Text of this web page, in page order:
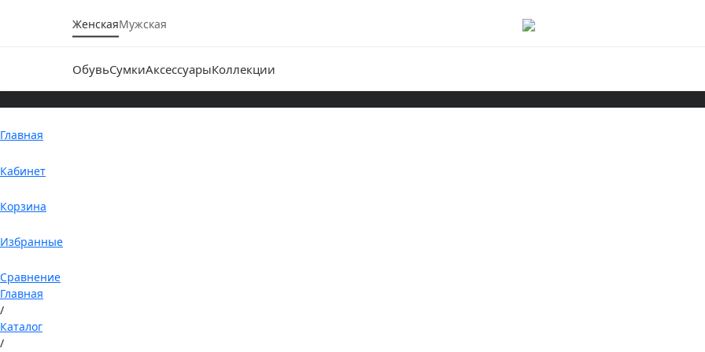
ЖенскаяМужская
ОбувьСумкиАксессуарыКоллекции
Главная
Кабинет
Корзина
Избранные
Сравнение
Главная
/
Каталог
/